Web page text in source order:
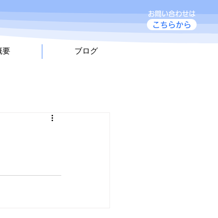
お問い合わせは
こちらから
要 ブログ